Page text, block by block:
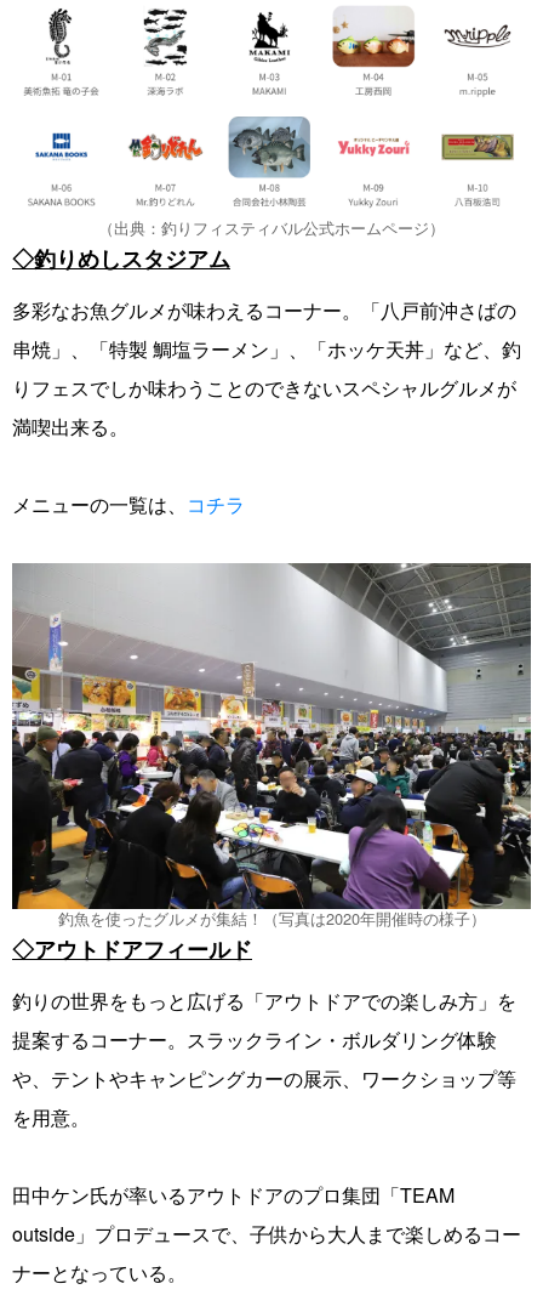
（出典：釣りフィスティバル公式ホームページ）
◇釣りめしスタジアム
多彩なお魚グルメが味わえるコーナー。「八戸前沖さばの
串焼」、「特製 鯛塩ラーメン」、「ホッケ天丼」など、釣
りフェスでしか味わうことのできないスペシャルグルメが
満喫出来る。
メニューの一覧は、 コチラ
釣魚を使ったグルメが集結！（写真は2020年開催時の様子）
◇アウトドアフィールド
釣りの世界をもっと広げる「アウトドアでの楽しみ方」を
提案するコーナー。スラックライン・ボルダリング体験
や、テントやキャンピングカーの展示、ワークショップ等
を用意。
田中ケン氏が率いるアウトドアのプロ集団「TEAM
outside」プロデュースで、子供から大人まで楽しめるコー
ナーとなっている。